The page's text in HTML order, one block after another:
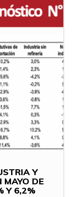
Y
MAYO DE
Y 6,2%